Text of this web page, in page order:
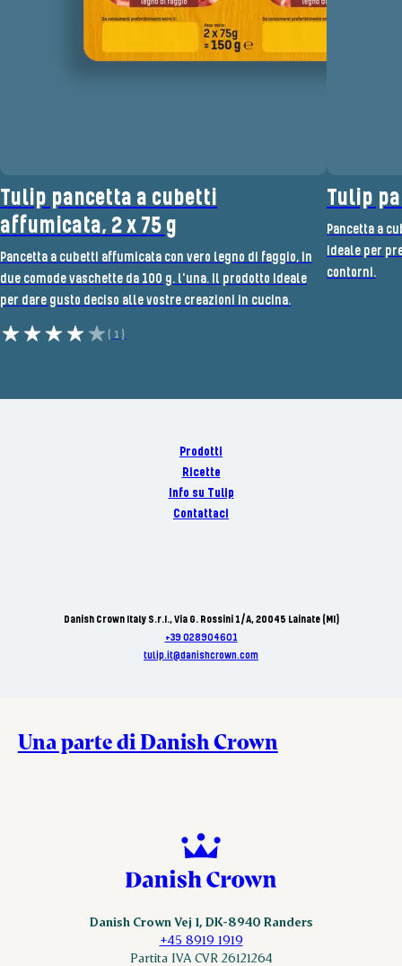
Tulip pancetta a cubetti
affumicata, 2 x 75 g
Pancetta a cubetti affumicata con vero legno di faggio, in
due comode vaschette da 100 g. l'una. Il prodotto Ideale
per dare gusto deciso alle vostre creazioni in cucina.
(1)
Tulip
Pancetta a
ideale per
contorni.
Prodotti
Ricette
Info su Tulip
Contattaci
Danish Crown Italy S.r.I., Via G. Rossini 1/A, 20045 Lainate (MI)
+39 028904601
tulip.it@danishcrown.com
Una parte di Danish Crown
Danish Crown Vej 1, DK-8940 Randers
+45 8919 1919
Partita IVA CVR 26121264